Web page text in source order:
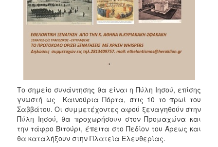
Το σημείο συνάντησης θα είναι η Πύλη Ιησού, επίσης
γνωστή ως Καινούρια Πόρτα, στις 10 το πρωί του
Σαββάτου. Οι συμμετέχοντες αφού ξεναγηθούν στην
Πύλη Ιησού, θα προχωρήσουν στον Προμαχώνα και
την τάφρο Βιτούρι, έπειτα στο Πεδίον του Άρεως και
θα καταλήξουν στην Πλατεία Ελευθερίας.